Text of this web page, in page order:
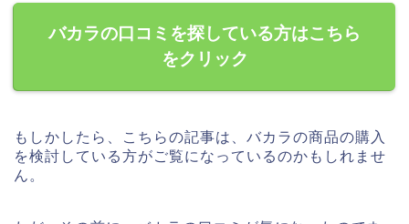
バカラの口コミを探している方はこちら
をクリック
もしかしたら、こちらの記事は、バカラの商品の購入
を検討している方がご覧になっているのかもしれませ
ん。